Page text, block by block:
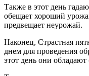
Также в этот день
обещает хороший
предвещает неурожай.
Наконец, Страстная
днем для проведения
этот день они